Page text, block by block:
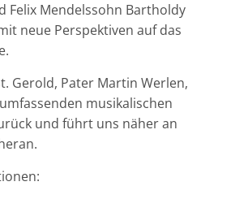
Felix Mendelssohn Bartholdy
neue Perspektiven auf das
Gerold, Pater Martin Werlen,
musikalischen
und führt uns näher an